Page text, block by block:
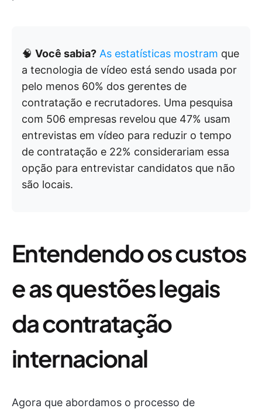
🧠 Você sabia? As estatísticas mostram que
a tecnologia de vídeo está sendo usada por
pelo menos 60% dos gerentes de
contratação e recrutadores. Uma pesquisa
com 506 empresas revelou que 47% usam
entrevistas em vídeo para reduzir o tempo
de contratação e 22% considerariam essa
opção para entrevistar candidatos que não
são locais.
Entendendo os custos
e as questões legais
da contratação
internacional
Agora que abordamos o processo de